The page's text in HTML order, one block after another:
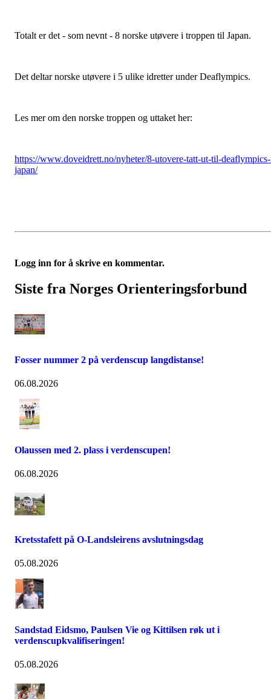
Totalt er det - som nevnt - 8 norske utøvere i troppen til Japan.
Det deltar norske utøvere i 5 ulike idretter under Deaflympics.
Les mer om den norske troppen og uttaket her:
https://www.doveidrett.no/nyheter/8-utovere-tatt-ut-til-
japan/
Logg inn for å skrive en kommentar.
Siste fra Norges Orienteringsforbund
Fosser nummer 2 på verdenscup langdistanse!
06.08.2026
Olaussen med 2. plass i verdenscupen!
06.08.2026
Kretsstafett på O-Landsleirens avslutningsdag
05.08.2026
Sandstad Eidsmo, Paulsen Vie og Kittilsen røk ut i
verdenscupkvalifiseringen!
05.08.2026